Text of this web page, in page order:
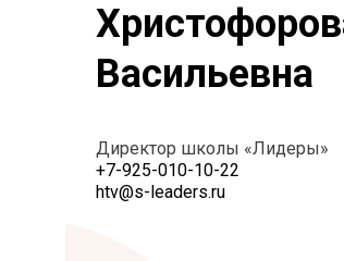
Васильевна
Директор школы «Лидеры»
+7-925-010-10-22
htv@s-leaders.ru